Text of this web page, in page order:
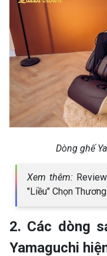
Dòng ghế
Xem thêm: Review
"Liều" Chọn
2. Các dòng
Yamaguchi